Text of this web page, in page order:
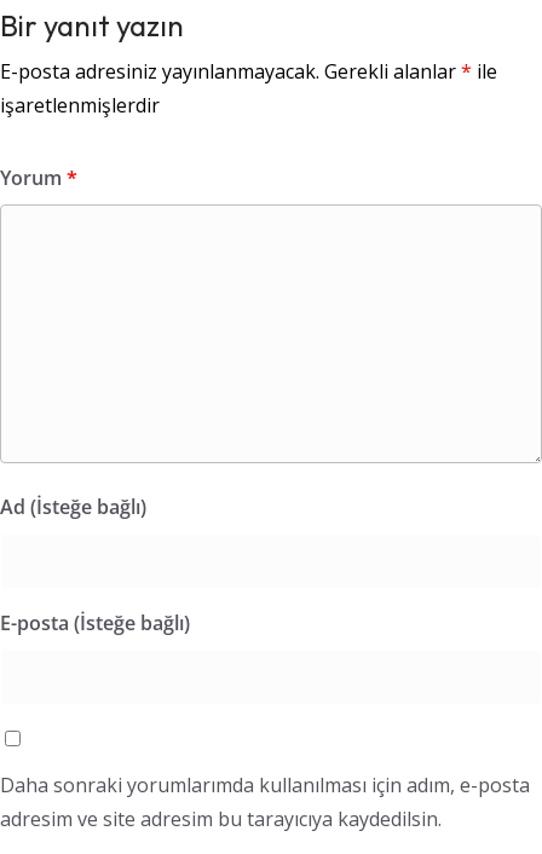
Bir yanıt yazın
E-posta adresiniz yayınlanmayacak. Gerekli alanlar* ile
işaretlenmişlerdir
Yorum *
Ad (İsteğe bağlı)
E-posta (İsteğe bağlı)
Daha sonraki yorumlarımda kullanılması için adım, e-posta
adresim ve site adresim bu tarayıcıya kaydedilsin.